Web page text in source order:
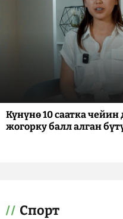
Күнүнө 10 саатка
жогорку балл алган
Спорт